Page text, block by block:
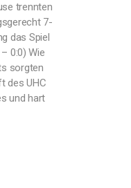
trennten
7-
das Spiel
0:0) Wie
sorgten
des UHC
und hart